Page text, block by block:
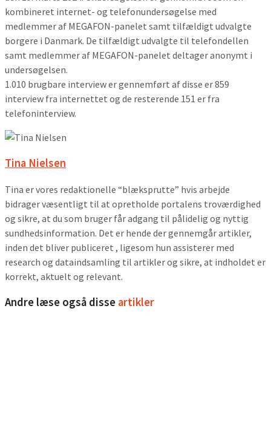
kombineret internet- og telefonundersøgelse med
medlemmer af MEGAFON-panelet samt tilfældigt udvalgte
borgere i Danmark. De tilfældigt udvalgte til telefondellen
samt medlemmer af MEGAFON-panelet deltager anonymt i
undersøgelsen.
1.010 brugbare interview er gennemført af disse er 859
interview fra internettet og de resterende 151 er fra
telefoninterview.
Tina Nielsen
Tina er vores redaktionelle “blæksprutte” hvis arbejde
bidrager væsentligt til at opretholde portalens troværdighed
og sikre, at du som bruger får adgang til pålidelig og nyttig
sundhedsinformation. Det er hende der gennemgår artikler,
inden det bliver publiceret , ligesom hun assisterer med
research og dataindsamling til artikler og sikre, at indholdet er
korrekt, aktuelt og relevant.
Andre læse også disse artikler